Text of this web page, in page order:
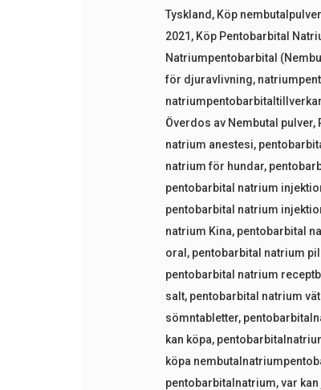
Tyskland , Köp
2021 , Köp Pentobarbital
Natriumpentobarbital
för djuravlivning,
Överdos av Nembutal pulver,
natrium anestesi,
natrium för hundar,
pentobarbital natrium
pentobarbital natrium
natrium Kina, pentobarbital
oral , pentobarbital natrium
pentobarbital natrium
salt, pentobarbital natrium
sömntabletter,
kan köpa,
köpa
pentobarbitalnatrium,var